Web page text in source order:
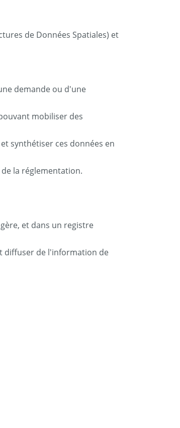
de Données Spatiales) et
demande ou d'une
mobiliser des
synthétiser ces données en
la réglementation.
et dans un registre
diffuser de l'information de